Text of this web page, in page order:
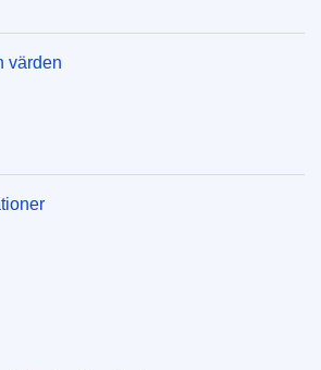
värden